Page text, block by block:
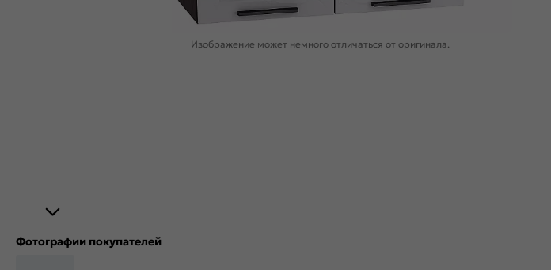
Изображение может немного отличаться от оригинала.
Фотографии покупателей